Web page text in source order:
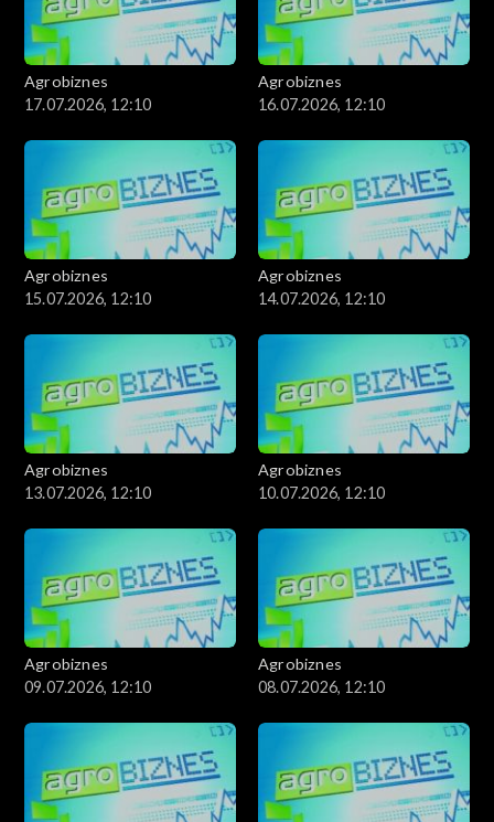
Agrobiznes
17.07.2026, 12:10
Agrobiznes
16.07.2026, 12:10
Agrobiznes
15.07.2026, 12:10
Agrobiznes
14.07.2026, 12:10
Agrobiznes
13.07.2026, 12:10
Agrobiznes
10.07.2026, 12:10
Agrobiznes
09.07.2026, 12:10
Agrobiznes
08.07.2026, 12:10